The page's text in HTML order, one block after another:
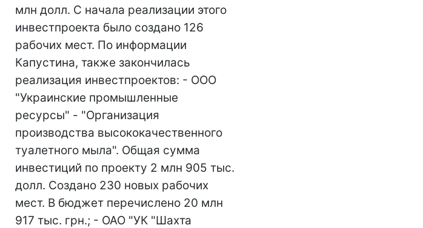
млн долл. С начала реализации этого
инвестпроекта было создано 126
рабочих мест. По информации
Капустина, также закончилась
реализация инвестпроектов: - ООО
"Украинские промышленные
ресурсы" - "Организация
производства высококачественного
туалетного мыла". Общая сумма
инвестиций по проекту 2 млн 905 тыс.
долл. Создано 230 новых рабочих
мест. В бюджет перечислено 20 млн
917 тыс. грн.; - ОАО "УК "Шахта